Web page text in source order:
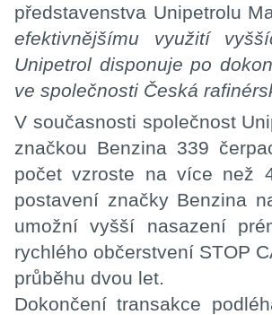
představenstva Unipetrolu
efektivnějšímu využití
Unipetrol disponuje po
ve společnosti Česká
V současnosti společnost
značkou Benzina 339
počet vzroste na více než
postavení značky Benzina
umožní vyšší nasazení
rychlého občerstvení STOP
průběhu dvou let.
Dokončení transakce